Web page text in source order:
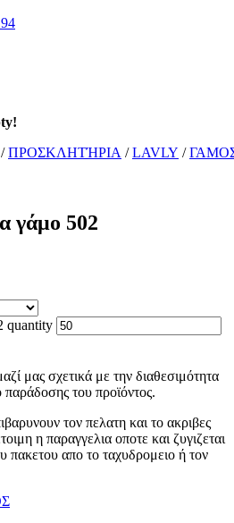
/ΠΡΟΣΚΛΗΤΉΡΙΑ /LAVLY /
γάμο 502
quantity
μας σχετικά με την διαθεσιμότητα
του προϊόντος.
τον πελατη και το ακριβες
η παραγγελια οποτε και ζυγιζεται
πακετου απο το ταχυδρομειο ή τον